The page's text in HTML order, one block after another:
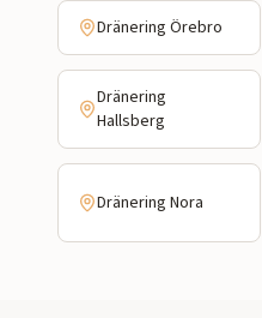
Dränering Örebro
Dränering
Hallsberg
Dränering Nora